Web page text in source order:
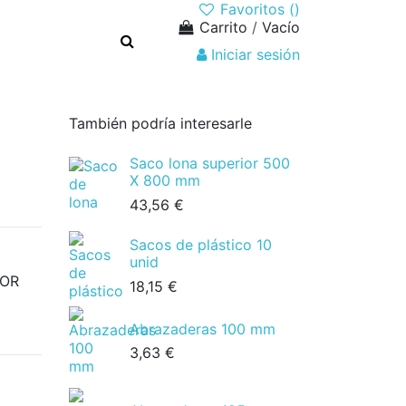
Favoritos ()
Carrito / Vacío
Iniciar sesión
También podría interesarle
Saco lona superior 500
X 800 mm
43,56 €
Sacos de plástico 10
unid
18,15 €
Abrazaderas 100 mm
3,63 €